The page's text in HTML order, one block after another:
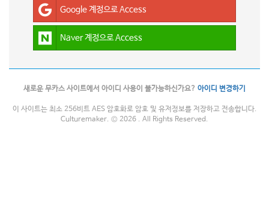
Google 계정으로 Access
Naver 계정으로 Access
새로운 무카스 사이트에서 아이디 사용이 불가능하신가요? 아이디 변경하기
이 사이트는 최소 256비트 AES 암호화로 암호 및 유저정보를 저장하고 전송합니다.
Culturemaker. © 2026 . All Rights Reserved.